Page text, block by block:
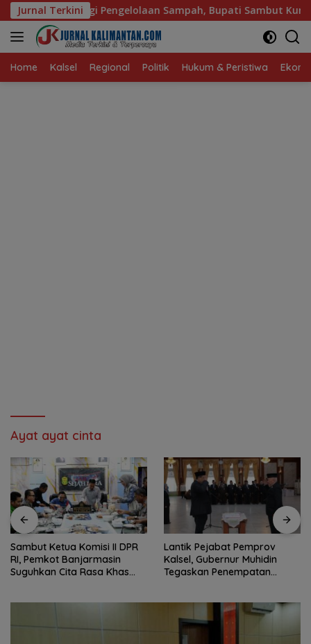
Langsung
ke
konten
Jurnal Terkini
Sampah, Bupati Sambut Kunjungan Istri Menteri LH
Home Kalsel Regional Politik Hukum & Peristiwa
Ayat ayat cinta
Sambut Ketua Komisi II DPR
RI, Pemkot Banjarmasin
Suguhkan Cita Rasa Khas
Lantik Pejabat Pemprov
Kalsel, Gubernur Muhidin
Tegaskan Penempatan